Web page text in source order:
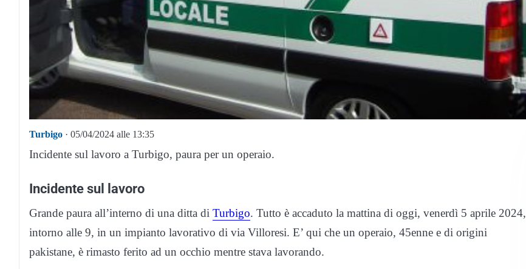
Turbigo · 05/04/2024 alle 13:35
Incidente sul lavoro a Turbigo, paura per un operaio.
Incidente sul lavoro
Grande paura all’interno di una ditta di Turbigo. Tutto è accaduto la mattina di oggi, venerdì 5 aprile 2024,
intorno alle 9, in un impianto lavorativo di via Villoresi. E’ qui che un operaio, 45enne e di origini
pakistane, è rimasto ferito ad un occhio mentre stava lavorando.